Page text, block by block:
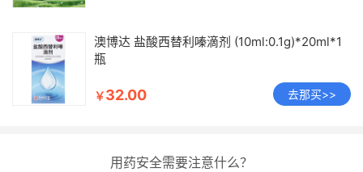
澳博达 盐酸西替利嗪滴剂 (10ml:0.1g)*20ml*1
瓶
￥32.00 去那买>>
用药安全需要注意什么？